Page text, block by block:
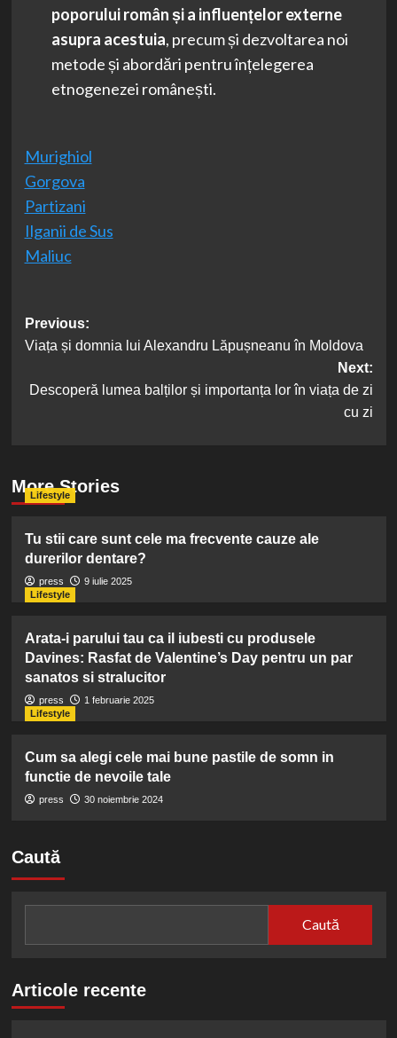
poporului român și a influențelor externe
asupra acestuia, precum și dezvoltarea noi
metode și abordări pentru înțelegerea
etnogenezei românești.
Murighiol
Gorgova
Partizani
Ilganii de Sus
Maliuc
Post
navigation
Previous:
Viața și domnia lui Alexandru Lăpușneanu în Moldova
Next:
Descoperă lumea balților și importanța lor în viața de zi
cu zi
More Stories
Lifestyle
Tu stii care sunt cele ma frecvente cauze ale
durerilor dentare?
press
9 iulie 2025
Lifestyle
Arata-i parului tau ca il iubesti cu produsele
Davines: Rasfat de Valentine’s Day pentru un par
sanatos si stralucitor
press
1 februarie 2025
Lifestyle
Cum sa alegi cele mai bune pastile de somn in
functie de nevoile tale
press 30 noiembrie 2024
Caută
Caută
Articole recente